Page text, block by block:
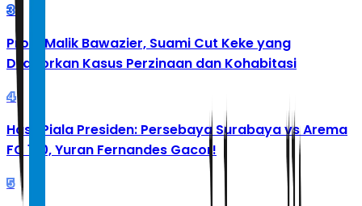
3
Profil Malik Bawazier, Suami Cut Keke yang
Dilaporkan Kasus Perzinaan dan Kohabitasi
4
Hasil Piala Presiden: Persebaya Surabaya vs Arema
FC 1-0, Yuran Fernandes Gacor!
5